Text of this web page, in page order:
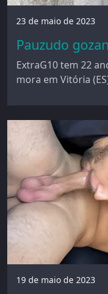
23 de maio de 2023
Pauzudo
ExtraG10 tem 22
mora em Vitória
19 de maio de 2023